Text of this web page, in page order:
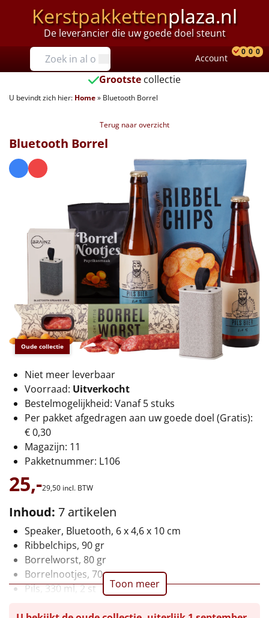
Kerstpakkettenplaza.nl
De leverancier die uw goede doel steunt
Prijzen
Tot €25
€25 tot €35
€40 tot €45
€55 tot €75
€75 tot €100
€100 en hoger
Alle kerstpakketten 2026
Thema
Origineel
Rituals
Luxe
Duurzaam
Leuke
Goedkope
Account
0 0 0
Grootste collectie
U bevindt zich hier: Home» Bluetooth Borrel
Terug naar overzicht
Oude collectie
Bluetooth Borrel
Niet meer leverbaar
Voorraad: Uitverkocht
Bestelmogelijkheid: Vanaf 5 stuks
Per pakket afgedragen aan uw goede doel (Gratis):
€ 0,30
Magazijn: 11
Pakketnummer: L106
25,-29,50 incl. BTW
Inhoud: 7 artikelen
Speaker, Bluetooth, 6 x 4,6 x 10 cm
Ribbelchips, 90 gr
Borrelworst, 80 gr
Borrelnootjes, 70 gr
Pils, 330 ml, 2 st
Toon meer